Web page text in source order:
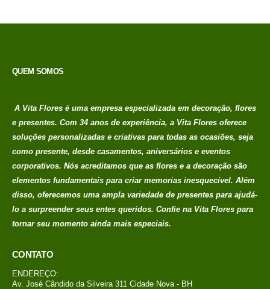
QUEM SOMOS
A Vita Flores é uma empresa especializada em decoração, flores
e presentes. Com 34 anos de experiência, a Vita Flores oferece
soluções personalizadas e criativas para todas as ocasiões, seja
como presente, desde casamentos, aniversários e eventos
corporativos. Nós acreditamos que as flores e a decoração são
elementos fundamentais para criar memorias inesquecível. Além
disso, oferecemos uma ampla variedade de presentes para ajudá-
lo a surpreender seus entes queridos. Confie na Vita Flores para
tornar seu momento ainda mais especiais.
CONTATO
ENDEREÇO:
Av. José Cândido da Silveira 311 Cidade Nova - BH